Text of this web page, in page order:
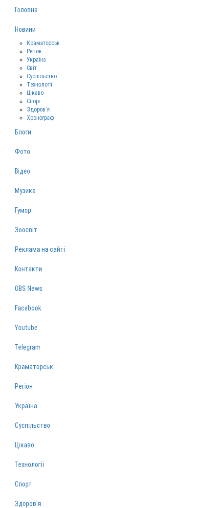
Головна
Новини
Краматорськ
Регіон
Україна
Світ
Суспільство
Технології
Цікаво
Спорт
Здоров‘я
Хронограф
Блоги
Фото
Відео
Музика
Гумор
Зоосвіт
Реклама на сайті
Контакти
OBS News
Facebook
Youtube
Telegram
Краматорськ
Регіон
Україна
Суспільство
Цікаво
Технології
Спорт
Здоров‘я